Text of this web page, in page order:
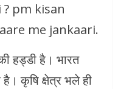
pm kisan
me jankaari.
हड्डी है। भारत
है। कृषि क्षेत्र भले ही